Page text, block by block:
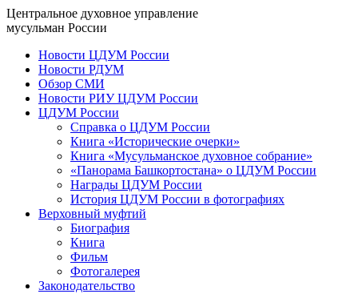
Центральное духовное управление
мусульман России
Новости ЦДУМ России
Новости РДУМ
Обзор СМИ
Новости РИУ ЦДУМ России
ЦДУМ России
Справка о ЦДУМ России
Книга «Исторические очерки»
Книга «Мусульманское духовное собрание»
«Панорама Башкортостана» о ЦДУМ России
Награды ЦДУМ России
История ЦДУМ России в фотографиях
Верховный муфтий
Биография
Книга
Фильм
Фотогалерея
Законодательство